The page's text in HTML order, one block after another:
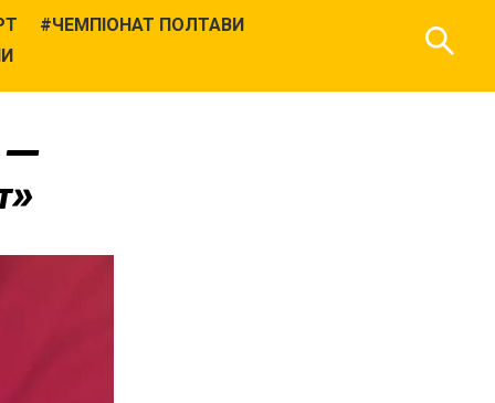
ЧЕМПІОНАТ ПОЛТАВИ
—